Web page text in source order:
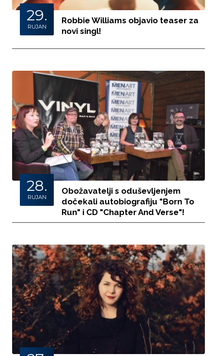
29.
RUJAN
Robbie Williams objavio teaser za
novi singl!
28.
RUJAN
Obožavatelji s oduševljenjem
dočekali autobiografiju "Born To
Run" i CD "Chapter And Verse"!